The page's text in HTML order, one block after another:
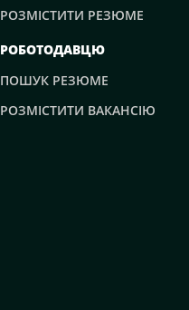
РОЗМІСТИТИ РЕЗЮМЕ
РОБОТОДАВЦЮ
ПОШУК РЕЗЮМЕ
РОЗМІСТИТИ ВАКАНСІЮ